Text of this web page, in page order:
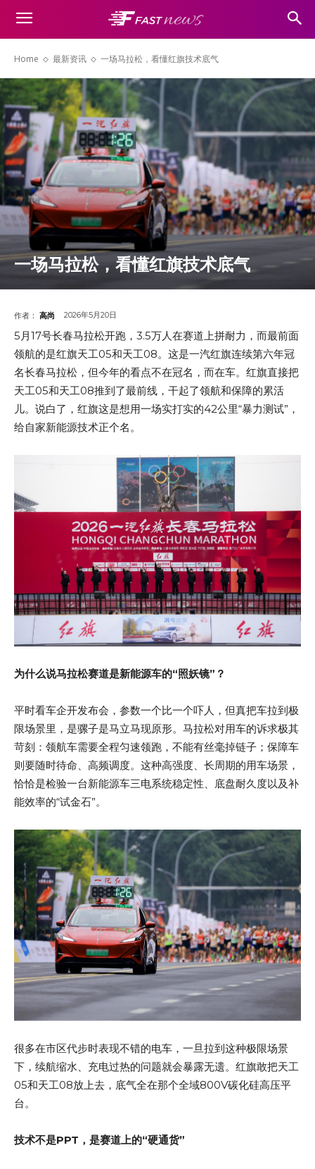
Home 最新资讯 一场马拉松，看懂红旗技术底气
一场马拉松，看懂红旗技术底气
作者： 高尚 2026年5月20日
5月17号长春马拉松开跑，3.5万人在赛道上拼耐力，而最前面
领航的是红旗天工05和天工08。这是一汽红旗连续第六年冠
名长春马拉松，但今年的看点不在冠名，而在车。红旗直接把
天工05和天工08推到了最前线，干起了领航和保障的累活
儿。说白了，红旗这是想用一场实打实的42公里“暴力测试”，
给自家新能源技术正个名。
为什么说马拉松赛道是新能源车的“照妖镜”？
平时看车企开发布会，参数一个比一个吓人，但真把车拉到极
限场景里，是骡子是马立马现原形。马拉松对用车的诉求极其
苛刻：领航车需要全程匀速领跑，不能有丝毫掉链子；保障车
则要随时待命、高频调度。这种高强度、长周期的用车场景，
恰恰是检验一台新能源车三电系统稳定性、底盘耐久度以及补
能效率的“试金石”。
很多在市区代步时表现不错的电车，一旦拉到这种极限场景
下，续航缩水、充电过热的问题就会暴露无遗。红旗敢把天工
05和天工08放上去，底气全在那个全域800V碳化硅高压平
台。
技术不是PPT，是赛道上的“硬通货”